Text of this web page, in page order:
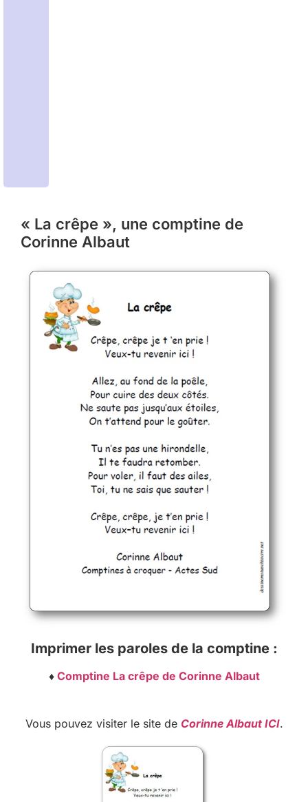
« La crêpe », une comptine de
Corinne Albaut
Imprimer les paroles de la comptine :
♦ Comptine La crêpe de Corinne Albaut
Vous pouvez visiter le site de Corinne Albaut ICI.